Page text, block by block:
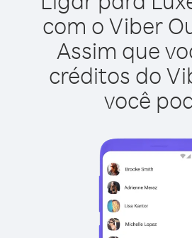
com o Viber
Assim que
créditos do
você